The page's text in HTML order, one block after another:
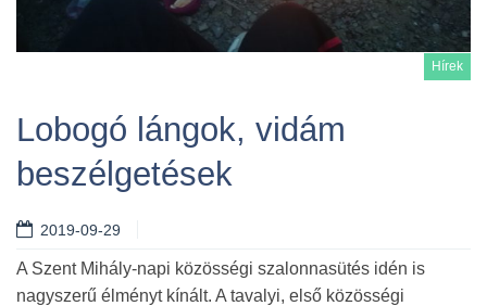
Hírek
Lobogó lángok, vidám
beszélgetések
2019-09-29
A Szent Mihály-napi közösségi szalonnasütés idén is
nagyszerű élményt kínált. A tavalyi, első közösségi